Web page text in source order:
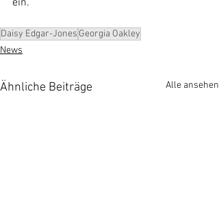
ein.
Daisy Edgar-Jones Georgia Oakley
News
Ähnliche Beiträge Alle ansehen